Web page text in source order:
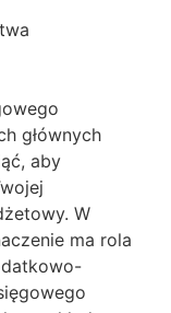
głównych
aby
W
ma rola